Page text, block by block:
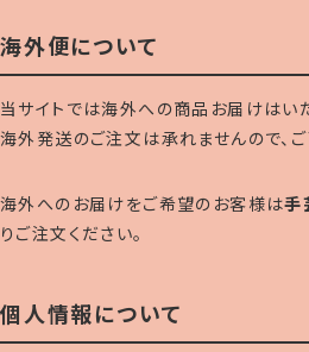
海外便について
当サイトでは海外への商品お届けはい
海外発送のご注文は承れませんので、ご
海外へのお届けをご希望のお客様は手
りご注文ください。
個人情報について